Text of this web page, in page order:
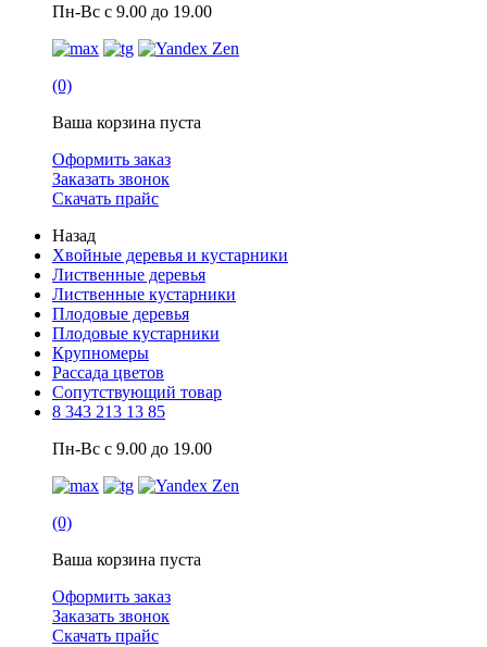
Пн-Вс с 9.00 до 19.00
(0)
Ваша корзина пуста
Оформить заказ
Заказать звонок
Скачать прайс
Назад
Хвойные деревья и кустарники
Лиственные деревья
Лиственные кустарники
Плодовые деревья
Плодовые кустарники
Крупномеры
Рассада цветов
Сопутствующий товар
8 343 213 13 85
Пн-Вс с 9.00 до 19.00
(0)
Ваша корзина пуста
Оформить заказ
Заказать звонок
Скачать прайс